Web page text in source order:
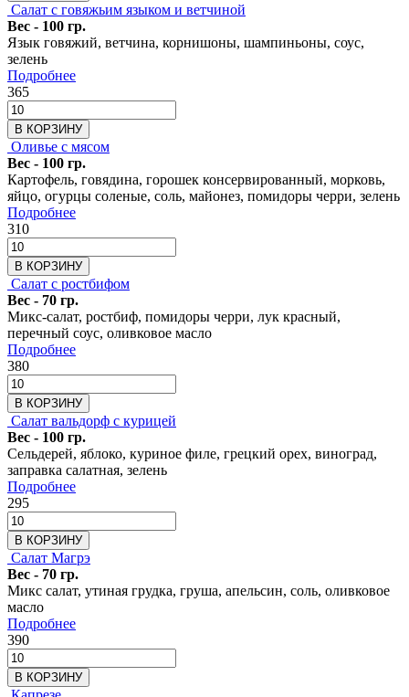
Салат с говяжьим языком и ветчиной
Вес - 100 гр.
Язык говяжий, ветчина, корнишоны, шампиньоны, соус,
зелень
Подробнее
365
В КОРЗИНУ
Оливье с мясом
Вес - 100 гр.
Картофель, говядина, горошек консервированный, морковь,
яйцо, огурцы соленые, соль, майонез, помидоры черри, зелень
Подробнее
310
В КОРЗИНУ
Салат с ростбифом
Вес - 70 гр.
Микс-салат, ростбиф, помидоры черри, лук красный,
перечный соус, оливковое масло
Подробнее
380
В КОРЗИНУ
Салат вальдорф с курицей
Вес - 100 гр.
Cельдерей, яблоко, куриное филе, грецкий орех, виноград,
заправка салатная, зелень
Подробнее
295
В КОРЗИНУ
Салат Магрэ
Вес - 70 гр.
Микс салат, утиная грудка, груша, апельсин, соль, оливковое
масло
Подробнее
390
В КОРЗИНУ